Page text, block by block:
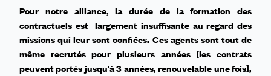
Pour notre alliance, la durée de la formation des
contractuels est largement insuffisante au regard des
missions qui leur sont confiées. Ces agents sont tout de
même recrutés pour plusieurs années [les contrats
peuvent portés jusqu'à 3 années, renouvelable une fois],